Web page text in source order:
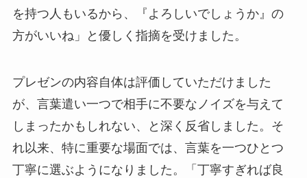
を持つ人もいるから、『よろしいでしょうか』の
方がいいね」と優しく指摘を受けました。
プレゼンの内容自体は評価していただけました
が、言葉遣い一つで相手に不要なノイズを与えて
しまったかもしれない、と深く反省しました。そ
れ以来、特に重要な場面では、言葉を一つひとつ
丁寧に選ぶようになりました。「丁寧すぎれば良